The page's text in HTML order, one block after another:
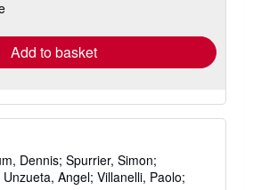
Add to basket
Dennis; Spurrier, Simon;
Angel; Villanelli, Paolo;